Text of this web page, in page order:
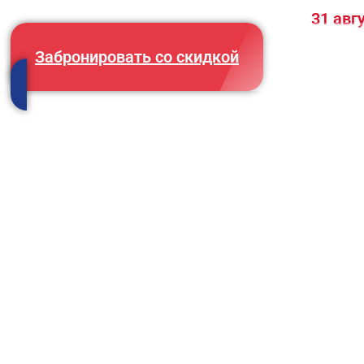
Последний шанс: предложение сгорает 31
Забронировать со скидкой